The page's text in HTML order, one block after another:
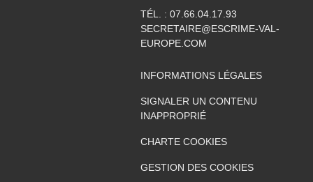
TÉL. : 07.66.04.17.93
SECRETAIRE@ESCRIME-VAL-
EUROPE.COM
INFORMATIONS LÉGALES
SIGNALER UN CONTENU
INAPPROPRIÉ
CHARTE COOKIES
GESTION DES COOKIES